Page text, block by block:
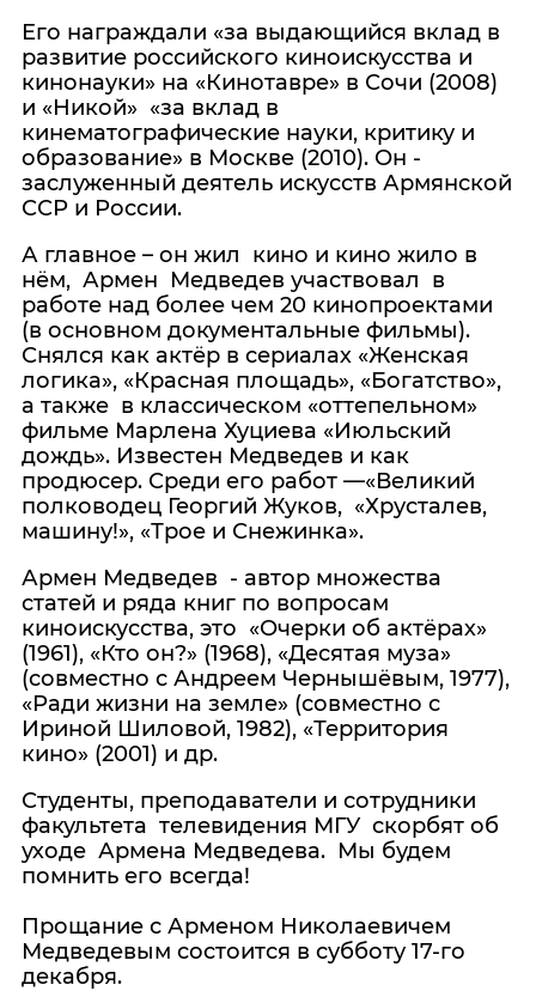
Его награждали «за выдающийся вклад в
развитие российского киноискусства и
кинонауки» на «Кинотавре» в Сочи (2008)
и «Никой» «за вклад в
кинематографические науки, критику и
образование» в Москве (2010). Он -
заслуженный деятель искусств Армянской
ССР и России.
А главное – он жил кино и кино жило в
нём, Армен Медведев участвовал в
работе над более чем 20 кинопроектами
(в основном документальные фильмы).
Снялся как актёр в сериалах «Женская
логика», «Красная площадь», «Богатство»,
а также в классическом «оттепельном»
фильме Марлена Хуциева «Июльский
дождь». Известен Медведев и как
продюсер. Среди его работ —«Великий
полководец Георгий Жуков, «Хрусталев,
машину!», «Трое и Снежинка».
Армен Медведев - автор множества
статей и ряда книг по вопросам
киноискусства, это «Очерки об актёрах»
(1961), «Кто он?» (1968), «Десятая муза»
(совместно с Андреем Чернышёвым, 1977),
«Ради жизни на земле» (совместно с
Ириной Шиловой, 1982), «Территория
кино» (2001) и др.
Студенты, преподаватели и сотрудники
факультета телевидения МГУ скорбят об
уходе Армена Медведева. Мы будем
помнить его всегда!
Прощание с Арменом Николаевичем
Медведевым состоится в субботу 17-го
декабря.